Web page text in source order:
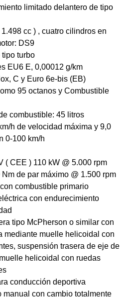
limitado delantero de tipo
cc ) , cuatro cilindros en
DS9
turbo
EU6 E, 0,00012 g/km
C y Euro 6e-bis (EB)
95 octanos y Combustible
combustible: 45 litros
h de velocidad máxima y 9,0
0-100 km/h
( CEE ) 110 kW @ 5.000 rpm
de par máximo @ 1.500 rpm
combustible primario
con endurecimiento
tipo McPherson o similar con
mediante muelle helicoidal con
suspensión trasera de eje de
helicoidal con ruedas
conducción deportiva
manual con cambio totalmente